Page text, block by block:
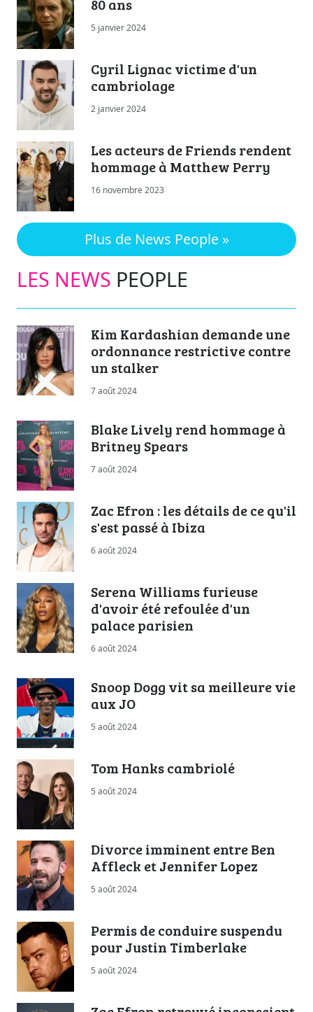
80 ans
5 janvier 2024
Cyril Lignac victime d'un
cambriolage
2 janvier 2024
Les acteurs de Friends rendent
hommage à Matthew Perry
16 novembre 2023
Plus de News People »
LES NEWS PEOPLE
Kim Kardashian demande une
ordonnance restrictive contre
un stalker
7 août 2024
Blake Lively rend hommage à
Britney Spears
7 août 2024
Zac Efron : les détails de ce qu'il
s'est passé à Ibiza
6 août 2024
Serena Williams furieuse
d'avoir été refoulée d'un
palace parisien
6 août 2024
Snoop Dogg vit sa meilleure vie
aux JO
5 août 2024
Tom Hanks cambriolé
5 août 2024
Divorce imminent entre Ben
Affleck et Jennifer Lopez
5 août 2024
Permis de conduire suspendu
pour Justin Timberlake
5 août 2024